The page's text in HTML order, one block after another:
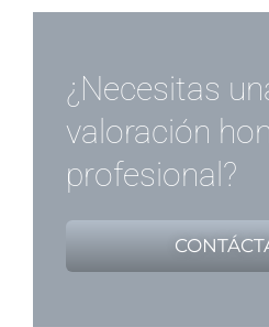
¿Necesitas
valoración
profesional?